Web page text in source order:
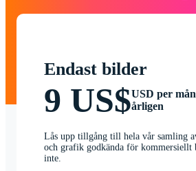
Endast bilder
9 US$USD per
årligen
Lås upp tillgång till hela vår samling
och grafik godkända för kommersiellt
inte.